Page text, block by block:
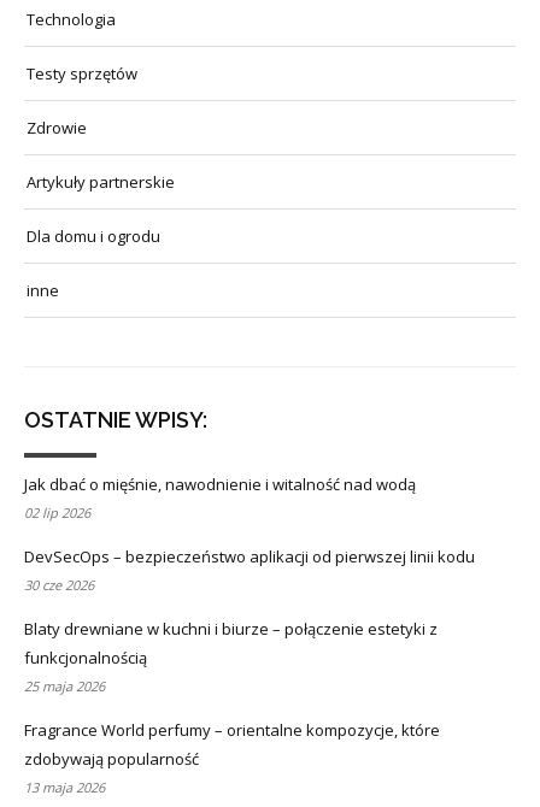
Technologia
Testy sprzętów
Zdrowie
Artykuły partnerskie
Dla domu i ogrodu
inne
OSTATNIE WPISY:
Jak dbać o mięśnie, nawodnienie i witalność nad wodą
02 lip 2026
DevSecOps – bezpieczeństwo aplikacji od pierwszej linii kodu
30 cze 2026
Blaty drewniane w kuchni i biurze – połączenie estetyki z
funkcjonalnością
25 maja 2026
Fragrance World perfumy – orientalne kompozycje, które
zdobywają popularność
13 maja 2026